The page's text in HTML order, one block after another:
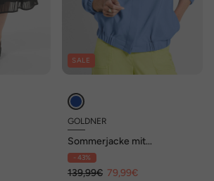
SALE
GOLDNER
Sommerjacke mit
Hemdkragen
- 43%
139,99€ 79,99€